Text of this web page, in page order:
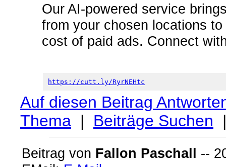
Our AI-powered service
from your chosen locations
cost of paid ads. Connect
https://cutt.ly/RyrNEHtc
Auf diesen Beitrag
Thema | Beiträge Suchen
Beitrag von Fallon Paschall --